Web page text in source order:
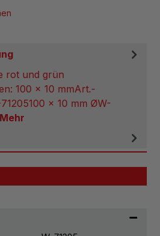
rot und grün
100 x 10 mmArt.-
x 10 mm ØW-
Mehr